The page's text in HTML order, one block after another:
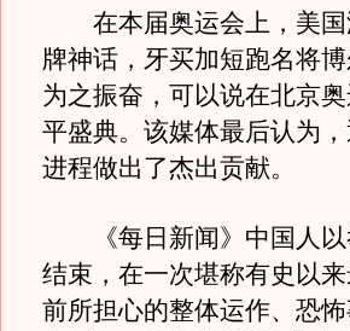
在本届奥运会上，美国
牌神话，牙买加短跑名将
为之振奋，可以说在北京
平盛典。该媒体最后认为
进程做出了杰出贡献。
《每日新闻》中国人以
结束，在一次堪称有史以
前所担心的整体运作、恐